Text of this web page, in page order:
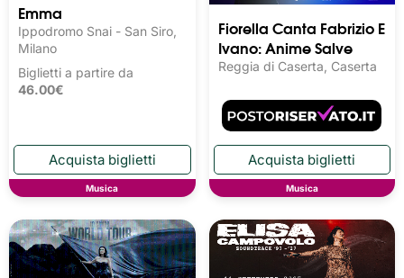
Emma
Ippodromo Snai - San Siro,
Milano
Biglietti a partire da
46.00€
Musica
Fiorella Canta Fabrizio E
Ivano: Anime Salve
Reggia di Caserta, Caserta
Musica